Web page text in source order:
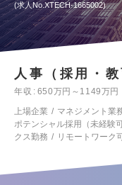
求人No.XTECH-1665002
人事（採用・教
年収
650万円～1149万円
上場企業
マネジメント業
ポテンシャル採用（未経験可
クス勤務
リモートワーク